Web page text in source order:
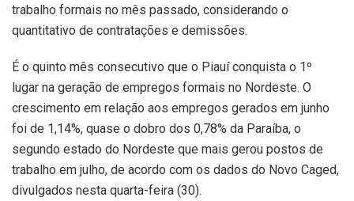
trabalho formais no mês passado, considerando o
quantitativo de contratações e demissões.
É o quinto mês consecutivo que o Piauí conquista o 1º
lugar na geração de empregos formais no Nordeste. O
crescimento em relação aos empregos gerados em junho
foi de 1,14%, quase o dobro dos 0,78% da Paraíba, o
segundo estado do Nordeste que mais gerou postos de
trabalho em julho, de acordo com os dados do Novo Caged,
divulgados nesta quarta-feira (30).